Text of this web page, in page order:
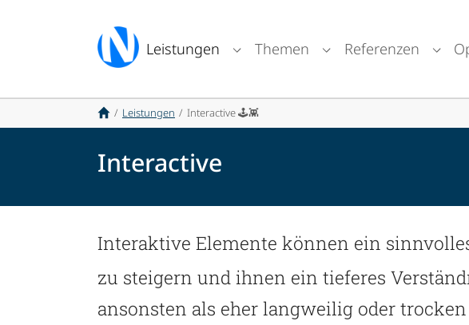
Leistungen
Submenu for "Leistungen"
Themen Submenu for
Referenzen
You are here:
Leistungen Interactive 🕹️👾
Interactive
Interaktive Elemente können ein
zu steigern und ihnen ein tieferes
ansonsten als eher langweilig oder